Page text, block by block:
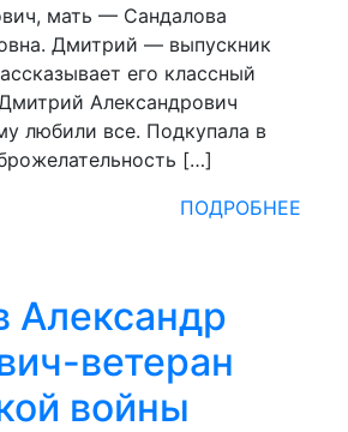
мать — Сандалова
Дмитрий — выпускник
его классный
Александрович
любили все. Подкупала в
[…]
ПОДРОБНЕЕ
Александр
ветеран
войны